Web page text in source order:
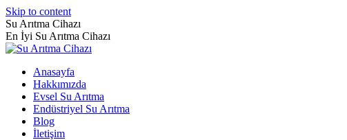
Skip to content
Su Arıtma Cihazı
En İyi Su Arıtma Cihazı
Anasayfa
Hakkımızda
Evsel Su Arıtma
Endüstriyel Su Arıtma
Blog
İletişim